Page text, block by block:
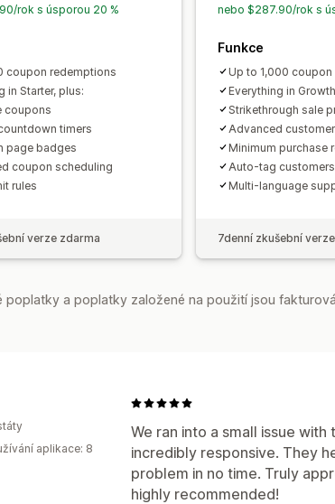
Sledování
rok s úsporou 20 %
coupon redemptions
in Starter, plus:
coupons
timers
page badges
coupon scheduling
rules
verze zdarma
nebo $287.90/rok s
Funkce
Up to 1,000
Everything in
Strikethrough sale
Advanced
Minimum purchase
Auto-tag
Multi-language
7denní zkušební
a poplatky založené na použití jsou
We ran into a small issue
incredibly responsive. They
problem in no time. Truly
highly recommended!
aplikace: 8